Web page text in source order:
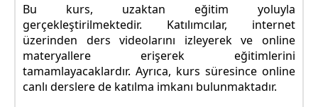
Bu kurs, uzaktan eğitim yoluyla
gerçekleştirilmektedir. Katılımcılar, internet
üzerinden ders videolarını izleyerek ve online
materyallere erişerek eğitimlerini
tamamlayacaklardır. Ayrıca, kurs süresince online
canlı derslere de katılma imkanı bulunmaktadır.